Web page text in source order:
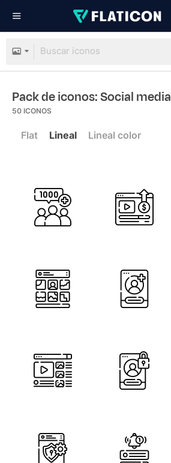
Pack de iconos: Social media
50 ICONOS
Flat Lineal Lineal color